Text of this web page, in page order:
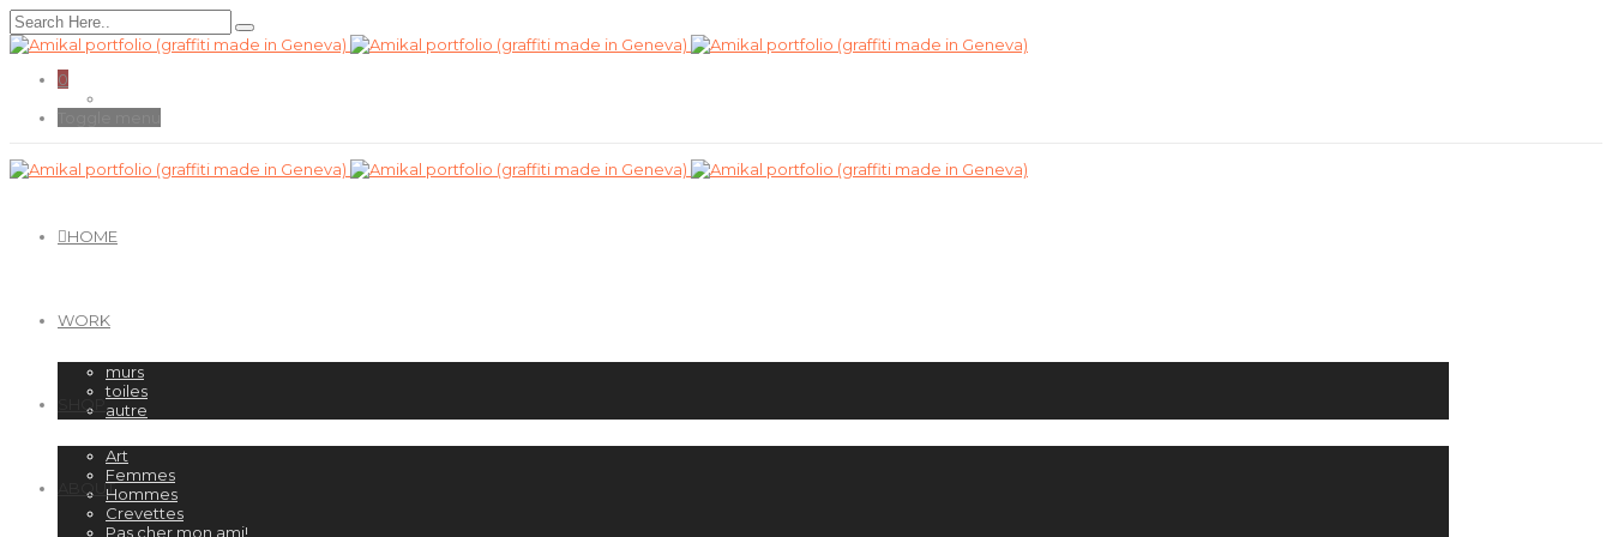
0
HOME
WORK
murs
toiles
autre
SHOP
Art
Femmes
Hommes
Crevettes
Pas cher mon ami!
ABOUT